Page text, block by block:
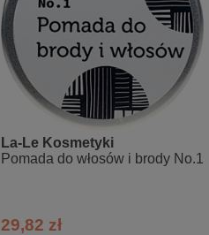
La-Le Kosmetyki
Pomada do włosów i brody No.1
29,82 zł